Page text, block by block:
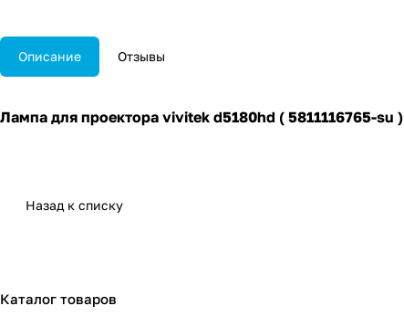
Описание Отзывы
Лампа для проектора vivitek d5180hd ( 5811116765-su )
Назад к списку
Каталог товаров